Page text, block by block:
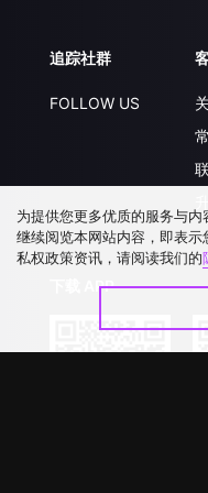
追踪社群
FOLLOW US
下载 APP
为提供您更多优质的服务与
继续阅览本网站内容，即表
私权政策资讯，请阅读我们的